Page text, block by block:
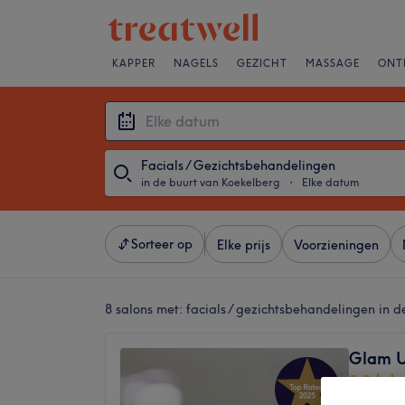
KAPPER NAGELS GEZICHT MASSAGE
Facials / Gezichtsbehandelingen
in de buurt van Koekelberg ・ Elke datum
Sorteer op Elke prijs Voorzieningen
8 salons met: facials / gezichtsbehandelingen in
Glam
5,0